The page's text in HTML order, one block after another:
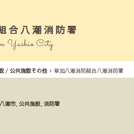
合八潮消防署
Yashio City
/ 公共施設その他 草加八潮消防組合八潮消防署
八潮市 ,公共施設 ,消防署